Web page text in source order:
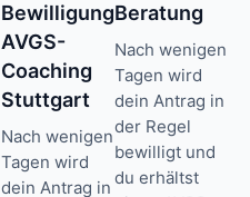
Bewilligung
AVGS-
Coaching
Stuttgart
Nach wenigen
Tagen wird
dein Antrag in
Beratung
Nach wenigen
Tagen wird
dein Antrag in
der Regel
bewilligt und
du erhältst